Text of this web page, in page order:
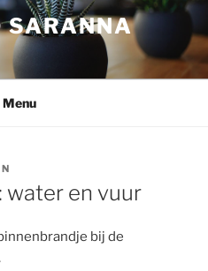
SARANNA
Menu
water en vuur
bij de